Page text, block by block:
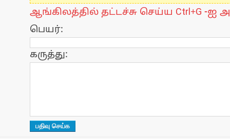
ஆங்கிலத்தில் தட்டச்சு செய்ய Ctrl+G -ஐ
பெயர்:
கருத்து: